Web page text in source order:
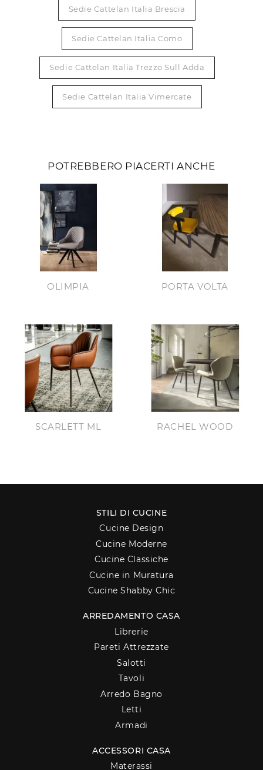
Sedie Cattelan Italia Brescia
Sedie Cattelan Italia Como
Sedie Cattelan Italia Trezzo Sull Adda
Sedie Cattelan Italia Vimercate
POTREBBERO PIACERTI ANCHE
OLIMPIA PORTA VOLTA
SCARLETT ML RACHEL WOOD
STILI DI CUCINE
Cucine Design
Cucine Moderne
Cucine Classiche
Cucine in Muratura
Cucine Shabby Chic
ARREDAMENTO CASA
Librerie
Pareti Attrezzate
Salotti
Tavoli
Arredo Bagno
Letti
Armadi
ACCESSORI CASA
Materassi